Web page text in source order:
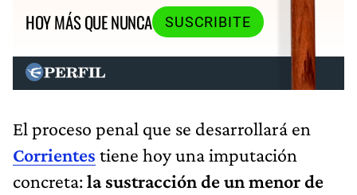
HOY MÁS QUE NUNCA
SUSCRIBITE
El proceso penal que se desarrollará en
Corrientes tiene hoy una imputación
concreta:la sustracción de un menor de